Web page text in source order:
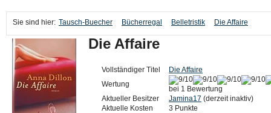
Sie sind hier: Tausch-Buecher Bücherregal Belletristik Die Affaire
Die Affaire
Vollständiger Titel
Die Affaire
Wertung
bei 1 Bewertung
Aktueller Besitzer
Jamina17 (derzeit inaktiv)
Aktuelle Kosten
3 Punkte